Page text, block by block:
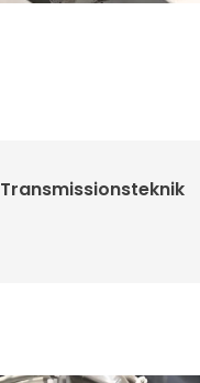
Transmissionsteknik